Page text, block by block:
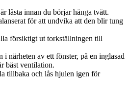
låsta innan du börjar hänga tvätt.
för att undvika att den blir tung
försiktigt ut torkställningen till
i närheten av ett fönster, på en inglasad
bäst ventilation.
tillbaka och lås hjulen igen för